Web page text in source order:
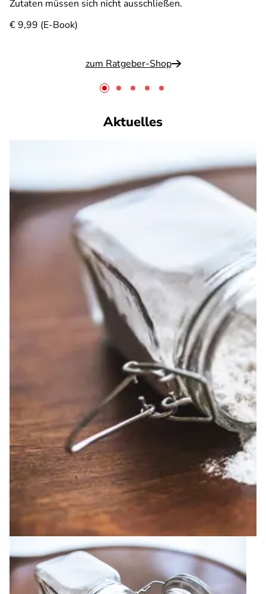
Zutaten müssen sich nicht ausschließen.
€ 9,99 (E-Book)
zum Ratgeber-Shop
Aktuelles